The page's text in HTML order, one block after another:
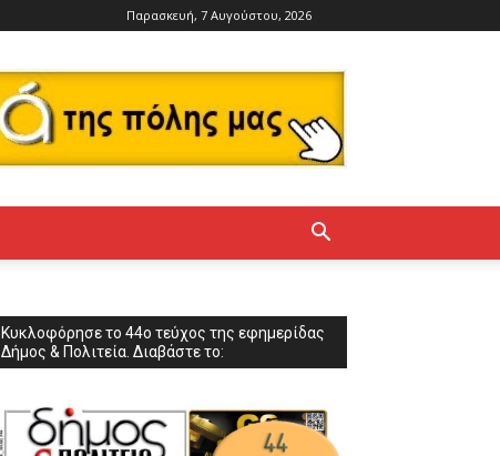
Παρασκευή, 7 Αυγούστου, 2026
Κυκλοφόρησε το 44ο τεύχος της εφημερίδας
Δήμος & Πολιτεία. Διαβάστε το: